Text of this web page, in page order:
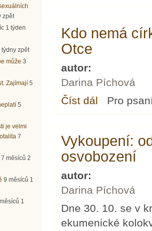
zpět
1 týden
zpět
může 3
Zajímají 5
5
je velmi
7
7 měsíců 2
9 měsíců 1
1
Kdo nemá
Otce
autor:
Darina Píchová
Číst dál Kdo nemá církev
Pro
Vykoupení:
osvobození
autor:
Darina Píchová
Dne 30. 10. se v
ekumenické